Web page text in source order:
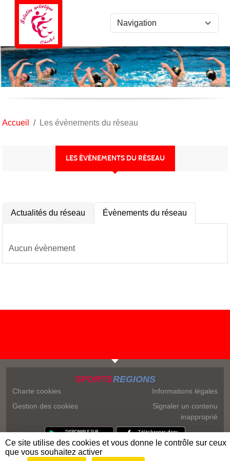
Accueil Les évènements du réseau
LES ÉVÈNEMENTS DU RÉSEAU
Actualités du réseau Évènements du réseau
Aucun évènement
SPORTSREGIONS
Charte cookies
Gestion des cookies
Informations légales
Signaler un contenu
inapproprié
Panneau de gestion des cookies
Ce site utilise des cookies et vous donne le contrôle sur ceux
que vous souhaitez activer